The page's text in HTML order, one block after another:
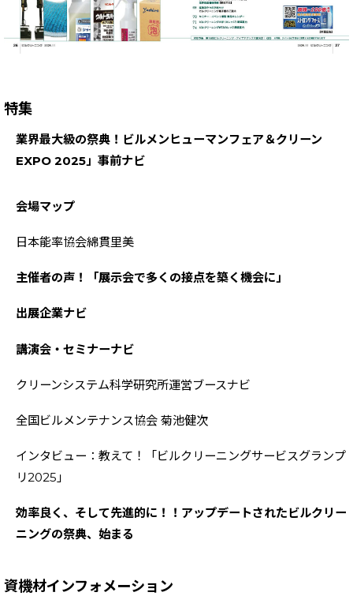
特集
業界最大級の祭典！ビルメンヒューマンフェア＆クリーン
EXPO 2025」事前ナビ
会場マップ
日本能率協会綿貫里美
主催者の声！「展示会で多くの接点を築く機会に」
出展企業ナビ
講演会・セミナーナビ
クリーンシステム科学研究所運営ブースナビ
全国ビルメンテナンス協会 菊池健次
インタビュー：教えて！「ビルクリーニングサービスグランプ
リ2025」
効率良く、そして先進的に！！アップデートされたビルクリー
ニングの祭典、始まる
資機材インフォメーション